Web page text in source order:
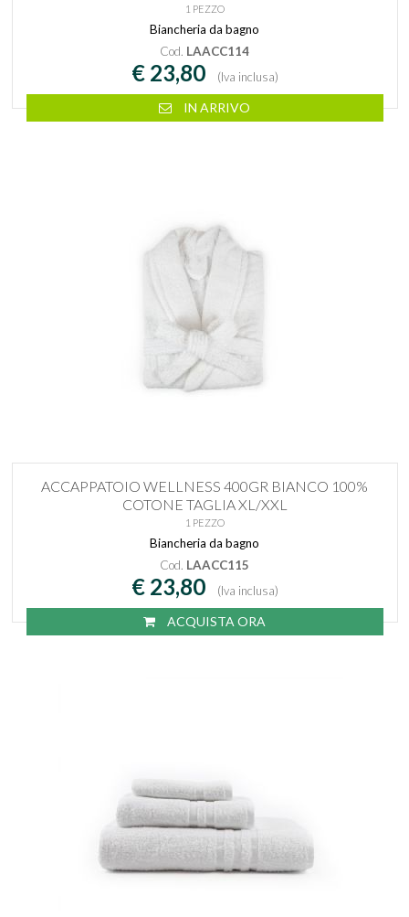
1 PEZZO
Biancheria da bagno
Cod. LAACC114
€ 23,80 (Iva inclusa)
IN ARRIVO
ACCAPPATOIO WELLNESS 400GR BIANCO 100%
COTONE TAGLIA XL/XXL
1 PEZZO
Biancheria da bagno
Cod. LAACC115
€ 23,80 (Iva inclusa)
ACQUISTA ORA